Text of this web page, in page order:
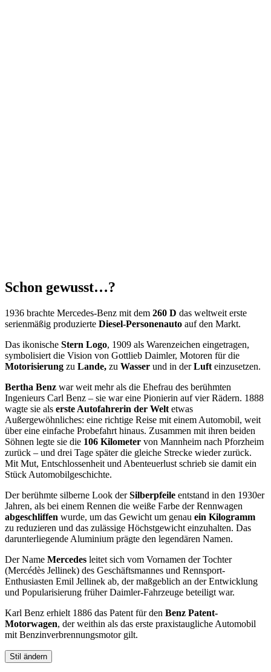
Schon gewusst…?
1936 brachte Mercedes-Benz mit dem 260 D das weltweit erste
serienmäßig produzierte Diesel-Personenauto auf den Markt.
Das ikonische Stern Logo, 1909 als Warenzeichen eingetragen,
symbolisiert die Vision von Gottlieb Daimler, Motoren für die
Motorisierung zu Lande, zu Wasser und in derLuft einzusetzen.
Bertha Benz war weit mehr als die Ehefrau des berühmten
Ingenieurs Carl Benz – sie war eine Pionierin auf vier Rädern. 1888
wagte sie als erste Autofahrerin der Welt etwas
Außergewöhnliches: eine richtige Reise mit einem Automobil, weit
über eine einfache Probefahrt hinaus. Zusammen mit ihren beiden
Söhnen legte sie die 106 Kilometer von Mannheim nach Pforzheim
zurück – und drei Tage später die gleiche Strecke wieder zurück.
Mit Mut, Entschlossenheit und Abenteuerlust schrieb sie damit ein
Stück Automobilgeschichte.
Der berühmte silberne Look derSilberpfeile entstand in den 1930er
Jahren, als bei einem Rennen die weiße Farbe der Rennwagen
abgeschliffen wurde, um das Gewicht um genau ein Kilogramm
zu reduzieren und das zulässige Höchstgewicht einzuhalten. Das
darunterliegende Aluminium prägte den legendären Namen.
Der Name Mercedes leitet sich vom Vornamen der Tochter
(Mercédès Jellinek) des Geschäftsmannes und Rennsport-
Enthusiasten Emil Jellinek ab, der maßgeblich an der Entwicklung
und Popularisierung früher Daimler-Fahrzeuge beteiligt war.
Karl Benz erhielt 1886 das Patent für den Benz Patent-
Motorwagen, der weithin als das erste praxistaugliche Automobil
mit Benzinverbrennungsmotor gilt.
Stil ändern